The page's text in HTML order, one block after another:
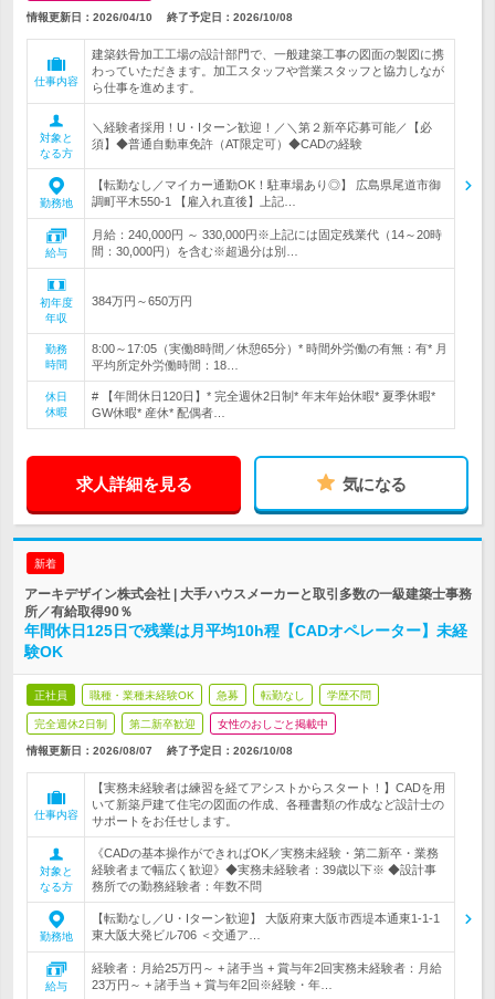
情報更新日：2026/04/10 終了予定日： 2026/10/08
仕事内容
建築鉄骨加工工場の設計部門で、一般建築工事の図面の製図に携
わっていただきます。加工スタッフや営業スタッフと協力しなが
ら仕事を進めます。
対象と
なる方
＼経験者採用！U・Iターン歓迎！／＼第２新卒応募可能／【必
須】◆普通自動車免許（AT限定可）◆CADの経験
勤務地
【転勤なし／マイカー通勤OK！駐車場あり◎】 広島県尾道市御
調町平木550-1 【雇入れ直後】上記…
給与
月給：240,000円 ～ 330,000円※上記には固定残業代（14～20時
間：30,000円）を含む※超過分は別…
初年度
年収
384万円～650万円
勤務
時間
8:00～17:05（実働8時間／休憩65分）* 時間外労働の有無：有* 月
平均所定外労働時間：18…
休日
休暇
# 【年間休日120日】* 完全週休2日制* 年末年始休暇* 夏季休暇*
GW休暇* 産休* 配偶者…
求人詳細を見る 気になる
新着
アーキデザイン株式会社 | 大手ハウスメーカーと取引多数の一級建築士事務
所／有給取得90％
年間休日125日で残業は月平均10h程【CADオペレーター】未経
験OK
正社員 職種・業種未経験OK 急募 転勤なし 学歴不問
完全週休2日制 第二新卒歓迎 女性のおしごと掲載中
情報更新日：2026/08/07 終了予定日： 2026/10/08
仕事内容
【実務未経験者は練習を経てアシストからスタート！】CADを用
いて新築戸建て住宅の図面の作成、各種書類の作成など設計士の
サポートをお任せします。
対象と
なる方
《CADの基本操作ができればOK／実務未経験・第二新卒・業務
経験者まで幅広く歓迎》◆実務未経験者：39歳以下※ ◆設計事
務所での勤務経験者：年数不問
勤務地
【転勤なし／U・Iターン歓迎】 大阪府東大阪市西堤本通東1-1-1
東大阪大発ビル706 ＜交通ア…
給与
経験者：月給25万円～ + 諸手当 + 賞与年2回実務未経験者：月給
23万円～ + 諸手当 + 賞与年2回※経験・年…